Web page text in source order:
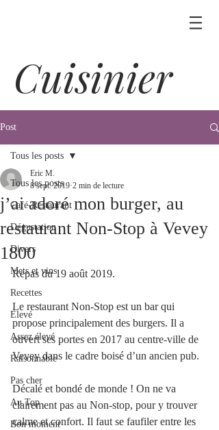
Cuisinier
Post
Tous les posts
Café-Restaurant
Dégustation
Divers
Mets et vins
Recettes
Elevé
Assez élevé
Raisonnable
Pas cher
Au Top
Bon moment
Tous les posts
j’ai adoré mon burger, au
restaurant Non-Stop à Vevey
1800
Eric M.
8 sept. 2019 2 min de lecture
Repas du 19 août 2019.
Le restaurant Non-Stop est un bar qui
propose principalement des burgers. Il a
ouvert ses portes en 2017 au centre-ville de
Vevey dans le cadre boisé d’un ancien pub.
Décalé et bondé de monde ! On ne va
clairement pas au Non-stop, pour y trouver
calme et confort. Il faut se faufiler entre les